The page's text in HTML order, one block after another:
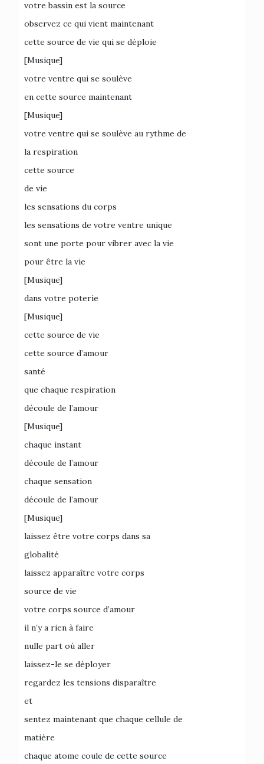
votre bassin est la source
observez ce qui vient maintenant
cette source de vie qui se déploie
[Musique]
votre ventre qui se soulève
en cette source maintenant
[Musique]
votre ventre qui se soulève au rythme de
la respiration
cette source
de vie
les sensations du corps
les sensations de votre ventre unique
sont une porte pour vibrer avec la vie
pour être la vie
[Musique]
dans votre poterie
[Musique]
cette source de vie
cette source d’amour
santé
que chaque respiration
découle de l’amour
[Musique]
chaque instant
découle de l’amour
chaque sensation
découle de l’amour
[Musique]
laissez être votre corps dans sa
globalité
laissez apparaître votre corps
source de vie
votre corps source d’amour
il n’y a rien à faire
nulle part où aller
laissez-le se déployer
regardez les tensions disparaître
et
sentez maintenant que chaque cellule de
matière
chaque atome coule de cette source